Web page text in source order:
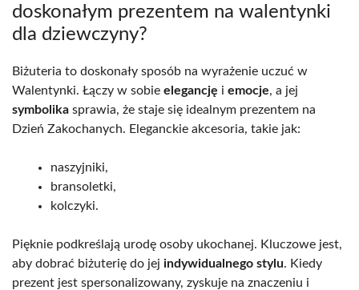
doskonałym prezentem na walentynki
dla dziewczyny?
Biżuteria to doskonały sposób na wyrażenie uczuć w
Walentynki. Łączy w sobie elegancję i emocje, a jej
symbolika sprawia, że staje się idealnym prezentem na
Dzień Zakochanych. Eleganckie akcesoria, takie jak:
naszyjniki,
bransoletki,
kolczyki.
Pięknie podkreślają urodę osoby ukochanej. Kluczowe jest,
aby dobrać biżuterię do jej indywidualnego stylu. Kiedy
prezent jest spersonalizowany, zyskuje na znaczeniu i